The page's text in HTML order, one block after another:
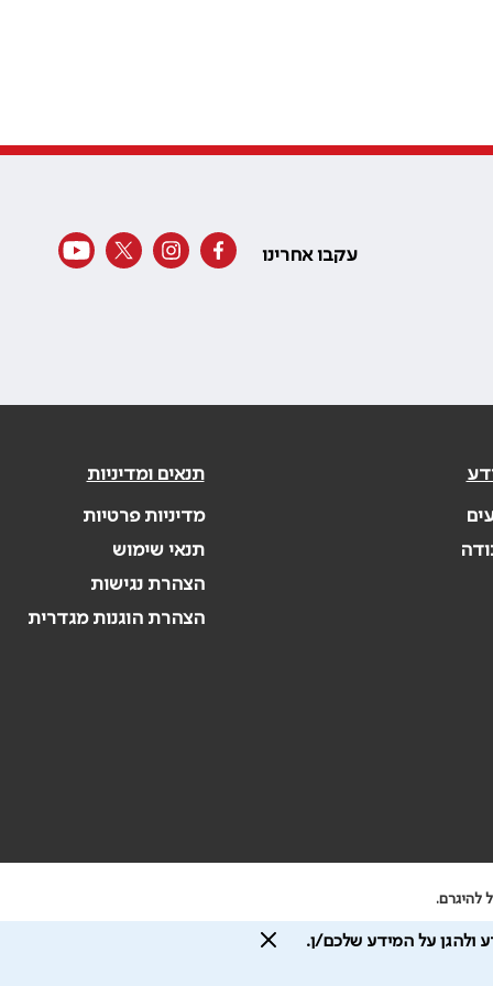
עקבו אחרינו
תנאים ומדיניות
מדיניות פרטיות
תנאי שימוש
הצהרת נגישות
הצהרת הוגנות מגדרית
להיגרם.
ולהגן על המידע שלכם/ן.